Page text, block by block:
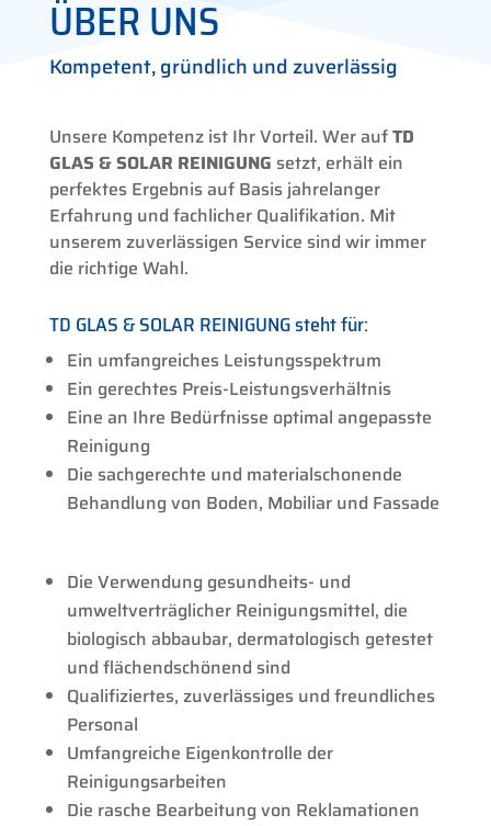
ÜBER UNS
Kompetent, gründlich und zuverlässig
Unsere Kompetenz ist Ihr Vorteil. Wer aufTD
GLAS & SOLAR REINIGUNG setzt, erhält ein
perfektes Ergebnis auf Basis jahrelanger
Erfahrung und fachlicher Qualifikation. Mit
unserem zuverlässigen Service sind wir immer
die richtige Wahl.
TD GLAS & SOLAR REINIGUNG steht für:
Ein umfangreiches Leistungsspektrum
Ein gerechtes Preis-Leistungsverhältnis
Eine an Ihre Bedürfnisse optimal angepasste
Reinigung
Die sachgerechte und materialschonende
Behandlung von Boden, Mobiliar und Fassade
Die Verwendung gesundheits- und
umweltverträglicher Reinigungsmittel, die
biologisch abbaubar, dermatologisch getestet
und flächendschönend sind
Qualifiziertes, zuverlässiges und freundliches
Personal
Umfangreiche Eigenkontrolle der
Reinigungsarbeiten
Die rasche Bearbeitung von Reklamationen